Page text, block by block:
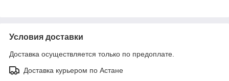
Условия доставки
Доставка осуществляется только по предоплате.
Доставка курьером по Астане